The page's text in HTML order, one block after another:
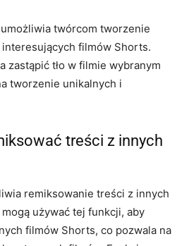
twórcom tworzenie
filmów Shorts.
zastąpić tło w filmie wybranym
tworzenie unikalnych i
treści z innych
remiksowanie treści z innych
używać tej funkcji, aby
filmów Shorts, co pozwala na